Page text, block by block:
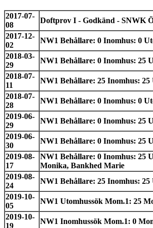
2017-07-
08
Doftprov I - Godkänd - SNWK
2017-12-
02
NW1 Behållare: 0 Inomhus: 0
2018-03-
29
NW1 Behållare: 0 Inomhus: 25
2018-07-
11
NW1 Behållare: 25 Inomhus:
2018-07-
28
NW1 Behållare: 0 Inomhus: 0
2019-06-
29
NW1 Behållare: 0 Inomhus: 25
2019-06-
30
NW1 Behållare: 0 Inomhus: 25
2019-08-
17
NW1 Behållare: 0 Inomhus: 25
Monika, Bankhed Marie
2019-08-
24
NW1 Behållare: 25 Inomhus:
2019-10-
05
NW1 Utomhussök Mom.1: 25
2019-10-
19
NW1 Inomhussök Mom.1: 0